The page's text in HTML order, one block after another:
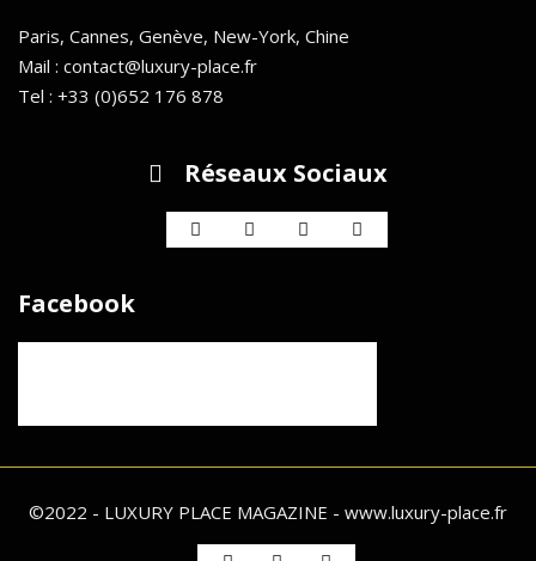
Paris, Cannes, Genève, New-York, Chine
Mail : contact@luxury-place.fr
Tel : +33 (0)652 176 878
Réseaux Sociaux
Facebook
©2022 - LUXURY PLACE MAGAZINE - www.luxury-place.fr